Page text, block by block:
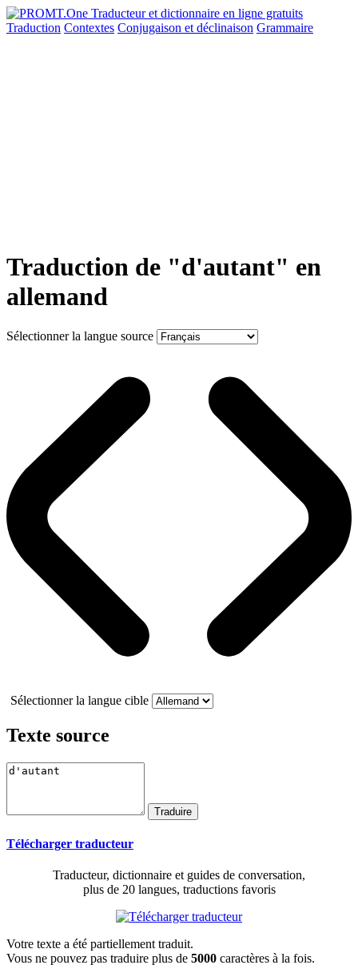
Traduction Contextes Conjugaison et déclinaison Grammaire
Traduction de "d'autant" en
allemand
Sélectionner la langue source
Sélectionner la langue cible
Texte source
Télécharger traducteur
Traducteur, dictionnaire et guides de conversation,
plus de 20 langues, traductions favoris
Votre texte a été partiellement traduit.
Vous ne pouvez pas traduire plus de 5000 caractères à la fois.